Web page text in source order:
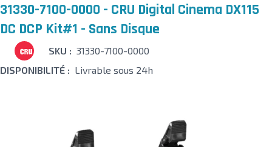
31330-7100-0000 - CRU Digital Cinema DX115
DC DCP Kit#1 - Sans Disque
SKU : 31330-7100-0000
DISPONIBILITÉ : Livrable sous 24h